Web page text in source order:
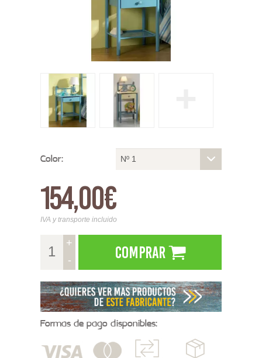
Color: Nº 1
154,00€
IVA y transporte incluido
+
-
Comprar
Formas de pago disponibles: